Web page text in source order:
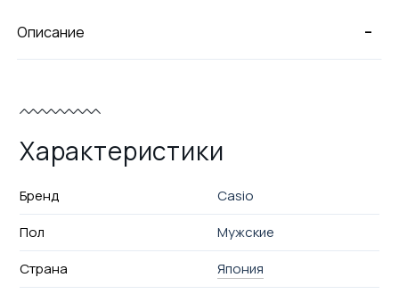
-
Описание
Характеристики
Бренд
Casio
Пол
Мужские
Страна
Япония